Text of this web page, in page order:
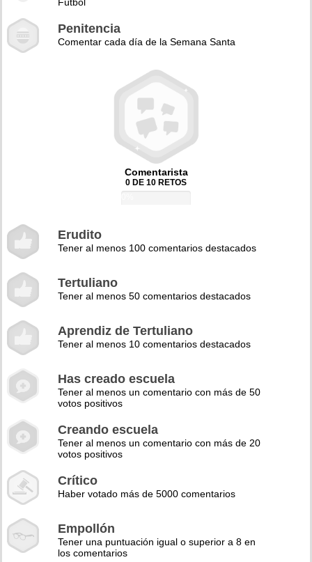
Penitencia
Comentar cada día de la Semana Santa
Comentarista
0 DE 10 RETOS
Erudito
Tener al menos 100 comentarios destacados
Tertuliano
Tener al menos 50 comentarios destacados
Aprendiz de Tertuliano
Tener al menos 10 comentarios destacados
Has creado escuela
Tener al menos un comentario con más de 50
votos positivos
Creando escuela
Tener al menos un comentario con más de 20
votos positivos
Crítico
Haber votado más de 5000 comentarios
Empollón
Tener una puntuación igual o superior a 8 en
los comentarios